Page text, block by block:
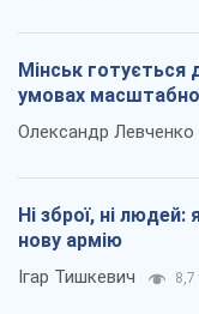
Мінськ готується
умовах
Олександр Левченко
Ні зброї, ні
нову армію
Ігар Тишкевич 8,7